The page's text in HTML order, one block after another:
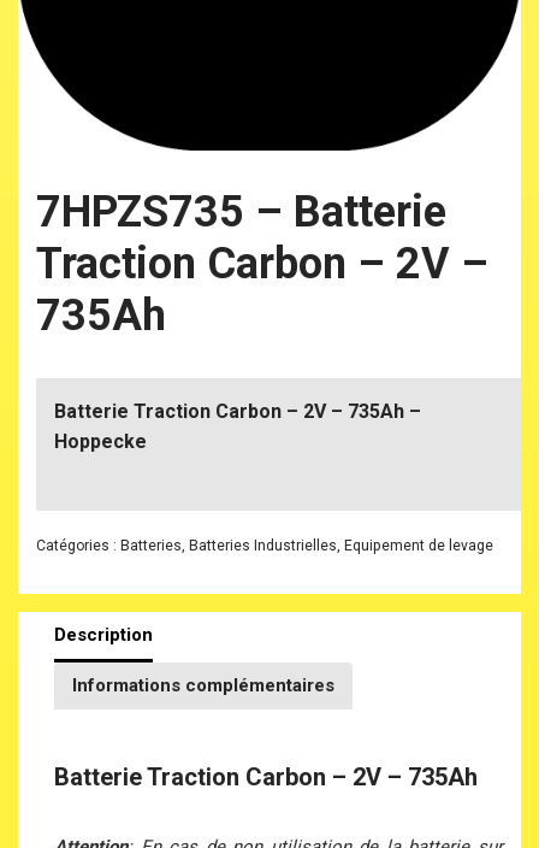
7HPZS735 – Batterie
Traction Carbon – 2V –
735Ah
Batterie Traction Carbon – 2V – 735Ah –
Hoppecke
Catégories : Batteries Batteries Industrielles Equipement de levage
Description
Informations complémentaires
Batterie Traction Carbon – 2V – 735Ah